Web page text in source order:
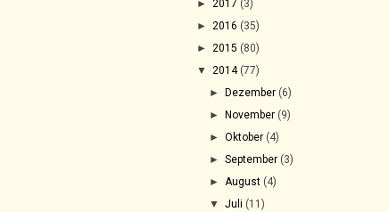
► 2017 (3)
► 2016 (35)
► 2015 (80)
▼ 2014 (77)
►Dezember (6)
►November (9)
►Oktober (4)
►September (3)
► August (4)
▼Juli (11)